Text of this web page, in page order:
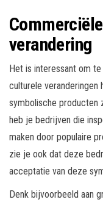
verandering
Het is interessant om
culturele veranderingen
symbolische producten
heb je bedrijven die
maken door populaire
zie je ook dat deze
acceptatie van deze
Denk bijvoorbeeld aan